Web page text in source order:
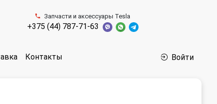
Запчасти и аксессуары Tesla
+375 (44) 787-71-63
Контакты Войти